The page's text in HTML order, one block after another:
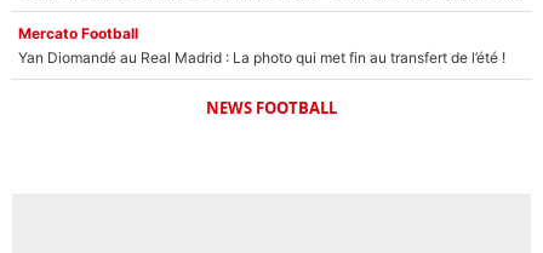
Mercato Football
Yan Diomandé au Real Madrid : La photo qui met fin au transfert de l’été !
NEWS FOOTBALL